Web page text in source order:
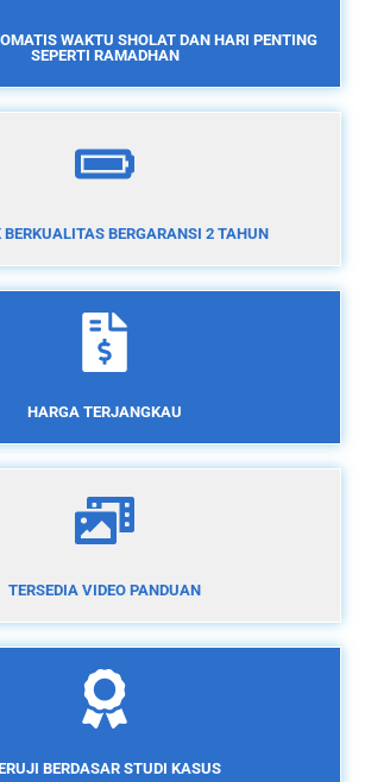
WAKTU SHOLAT DAN HARI PENTING
SEPERTI RAMADHAN
BERKUALITAS BERGARANSI 2 TAHUN
HARGA TERJANGKAU
TERSEDIA VIDEO PANDUAN
BERDASAR STUDI KASUS